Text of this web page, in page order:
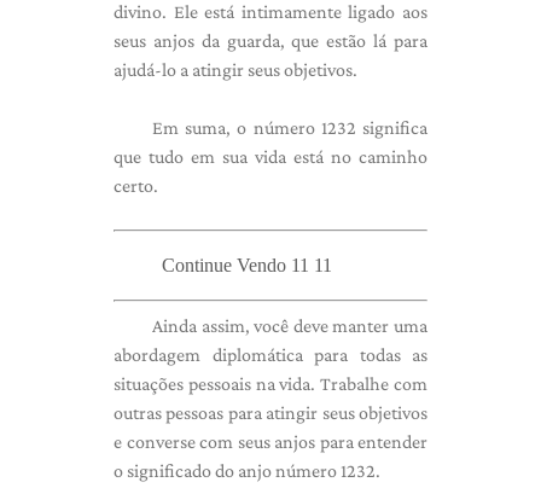
divino. Ele está intimamente ligado aos
seus anjos da guarda, que estão lá para
ajudá-lo a atingir seus objetivos.
Em suma, o número 1232 significa
que tudo em sua vida está no caminho
certo.
Continue Vendo 11 11
Ainda assim, você deve manter uma
abordagem diplomática para todas as
situações pessoais na vida. Trabalhe com
outras pessoas para atingir seus objetivos
e converse com seus anjos para entender
o significado do anjo número 1232.